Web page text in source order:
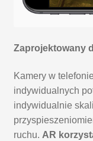
Zaprojektowany
Kamery w
indywidualnych
indywidualnie
ruchu. AR